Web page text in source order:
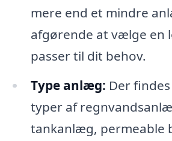
mere end et mindre
afgørende at vælge en
passer til dit behov.
Type anlæg: Der
typer af
tankanlæg, permeable